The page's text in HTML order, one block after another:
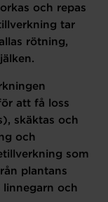
och repas
tar
rötning,
att få loss
skäktas och
och
som
plantans
linnegarn och